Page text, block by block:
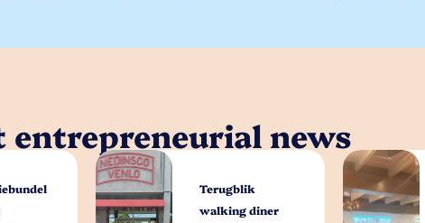
entrepreneurial news
Terugblik
walking diner